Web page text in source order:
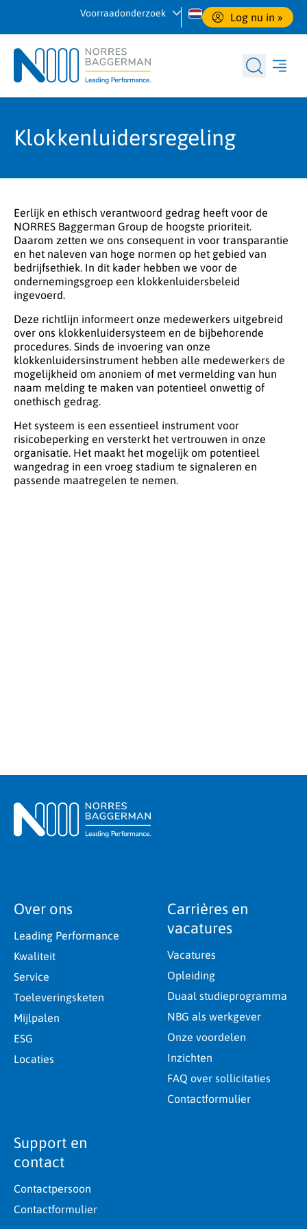
Voorraadonderzoek Log nu in »
Klokkenluidersregeling
Eerlijk en ethisch verantwoord gedrag heeft voor de
NORRES Baggerman Group de hoogste prioriteit.
Daarom zetten we ons consequent in voor transparantie
en het naleven van hoge normen op het gebied van
bedrijfsethiek. In dit kader hebben we voor de
ondernemingsgroep een klokkenluidersbeleid
ingevoerd.
Deze richtlijn informeert onze medewerkers uitgebreid
over ons klokkenluidersysteem en de bijbehorende
procedures. Sinds de invoering van onze
klokkenluidersinstrument hebben alle medewerkers de
mogelijkheid om anoniem of met vermelding van hun
naam melding te maken van potentieel onwettig of
onethisch gedrag.
Het systeem is een essentieel instrument voor
risicobeperking en versterkt het vertrouwen in onze
organisatie. Het maakt het mogelijk om potentieel
wangedrag in een vroeg stadium te signaleren en
passende maatregelen te nemen.
Over ons
Leading Performance
Kwaliteit
Service
Toeleveringsketen
Mijlpalen
ESG
Locaties
Carrières en
vacatures
Vacatures
Opleiding
Duaal studieprogramma
NBG als werkgever
Onze voordelen
Inzichten
FAQ over sollicitaties
Contactformulier
Support en
contact
Contactpersoon
Contactformulier